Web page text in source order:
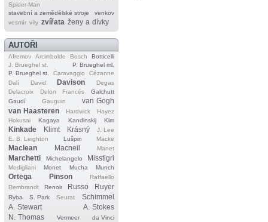
Spider‐Man
stavební a zemědělské stroje
venkov
vesmír víly zvířata ženy a dívky
AUTOŘI
Afremov Arcimboldo Bosch
Botticelli
J. Brueghel st.
P. Brueghel ml.
P. Brueghel st.
Caravaggio
Cézanne
Dalí
David Davison
Degas
Delacroix
Delon Francés
Galchutt
Gaudí
Gauguin
van Gogh
van Haasteren
Hardwick
Hayez
Hokusai
Kagaya Kandinskij Kim
Kinkade Klimt Krásný
J. Lee
E. B. Leighton
Lušpin Macke
Maclean Macneil Manet
Marchetti Michelangelo Misstigri
Modigliani Monet Mucha Munch
Ortega Pinson
Raffaello
Rembrandt
Renoir Russo Ruyer
Ryba S. Park Seurat
Schimmel
A. Stewart
A. Stokes
N. Thomas
Vermeer
da Vinci